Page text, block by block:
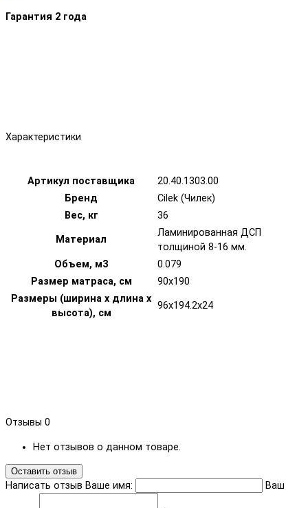
Гарантия 2 года
Характеристики
Артикул поставщика
20.40.1303.00
Бренд
Cilek (Чилек)
Вес, кг
36
Материал
Ламинированная ДСП
толщиной 8-16 мм.
Объем, м3
0.079
Размер матраса, см
90x190
Размеры (ширина х длина х
высота), см
96x194.2x24
Отзывы 0
Нет отзывов о данном товаре.
Оставить отзыв
Написать отзыв Ваше имя: Ваш